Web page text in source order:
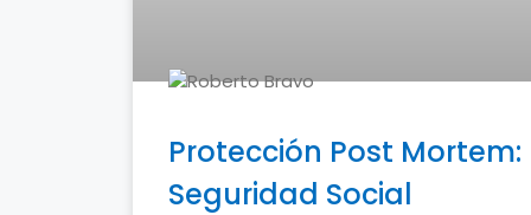
Protección Post
Seguridad Social